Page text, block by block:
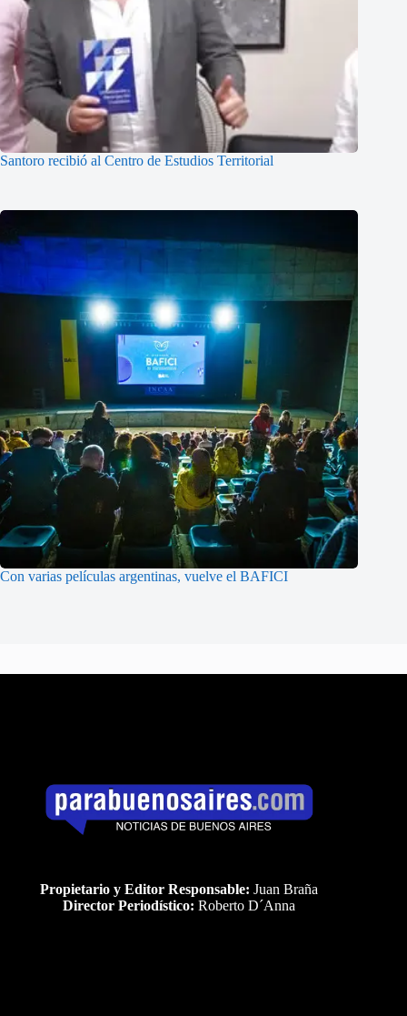
Santoro recibió al Centro de Estudios Territorial
Con varias películas argentinas, vuelve el BAFICI
Propietario y Editor Responsable: Juan Braña
Director Periodístico: Roberto D´Anna